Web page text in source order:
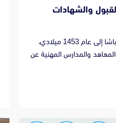
والشهادات
يعود تاريخ إنشاء جامعة إسطنبول جراح باشا إلى عام 1453 ميلادي،
والمعاهد والمدارس المهنية عن